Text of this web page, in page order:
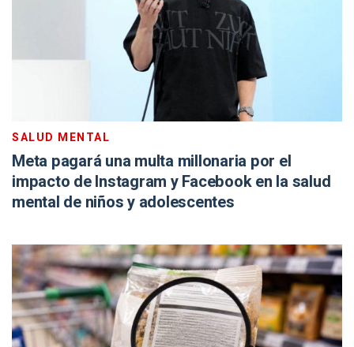
SALUD MENTAL
Meta pagará una multa millonaria por el
impacto de Instagram y Facebook en la salud
mental de niños y adolescentes